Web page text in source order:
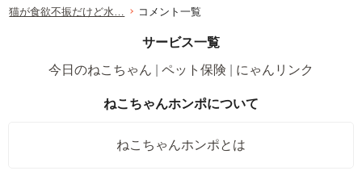
猫が食欲不振だけど水…
コメント一覧
サービス一覧
今日のねこちゃん
ペット保険 にゃんリンク
ねこちゃんホンポについて
ねこちゃんホンポとは